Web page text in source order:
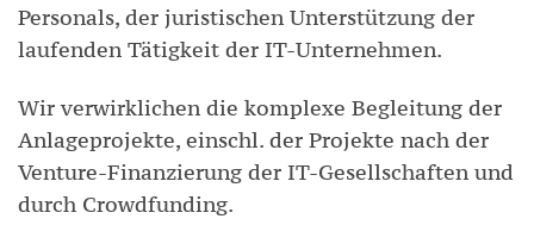
Personals, der juristischen Unterstützung der
laufenden Tätigkeit der IT-Unternehmen.
Wir verwirklichen die komplexe Begleitung der
Anlageprojekte, einschl. der Projekte nach der
Venture-Finanzierung der IT-Gesellschaften und
durch Crowdfunding.